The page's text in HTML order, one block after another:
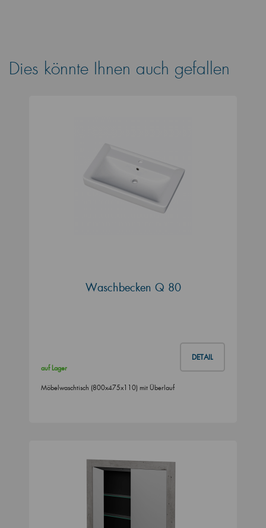
Dies könnte Ihnen auch gefallen
Waschbecken Q 80
DETAIL
auf Lager
Möbelwaschtisch (800x475x110) mit Überlauf